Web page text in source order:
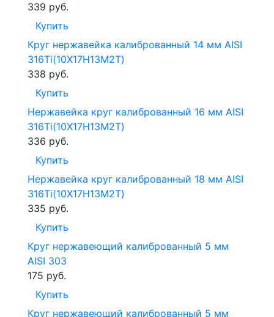
339 руб.
Купить
Круг нержавейка калиброванный 14 мм AISI
316Ti(10Х17Н13М2Т)
338 руб.
Купить
Нержавейка круг калиброванный 16 мм AISI
316Ti(10Х17Н13М2Т)
336 руб.
Купить
Нержавейка круг калиброванный 18 мм AISI
316Ti(10Х17Н13М2Т)
335 руб.
Купить
Круг нержавеющий калиброванный 5 мм
AISI 303
175 руб.
Купить
Круг нержавеющий калиброванный 5 мм